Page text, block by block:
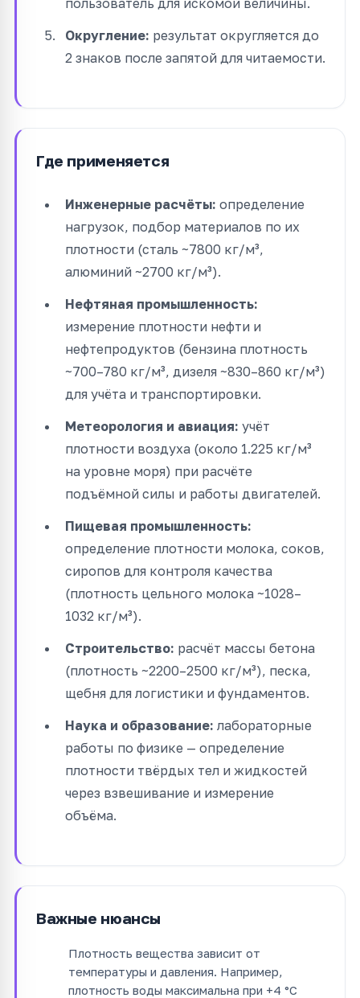
Округление: результат округляется до
2 знаков после запятой для читаемости.
Где применяется
Инженерные расчёты: определение
нагрузок, подбор материалов по их
плотности (сталь ~7800 кг/м³,
алюминий ~2700 кг/м³).
Нефтяная промышленность:
измерение плотности нефти и
нефтепродуктов (бензина плотность
~700–780 кг/м³, дизеля ~830–860 кг/м³)
для учёта и транспортировки.
Метеорология и авиация: учёт
плотности воздуха (около 1.225 кг/м³
на уровне моря) при расчёте
подъёмной силы и работы двигателей.
Пищевая промышленность:
определение плотности молока, соков,
сиропов для контроля качества
(плотность цельного молока ~1028–
1032 кг/м³).
Строительство: расчёт массы бетона
(плотность ~2200–2500 кг/м³), песка,
щебня для логистики и фундаментов.
Наука и образование: лабораторные
работы по физике — определение
плотности твёрдых тел и жидкостей
через взвешивание и измерение
объёма.
Важные нюансы
Плотность вещества зависит от
температуры и давления. Например,
плотность воды максимальна при +4 °C